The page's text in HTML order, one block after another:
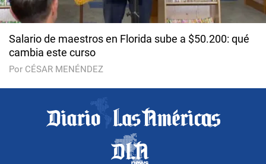
Salario de maestros en Florida sube a $50.200: qué
cambia este curso
Por CÉSAR MENÉNDEZ